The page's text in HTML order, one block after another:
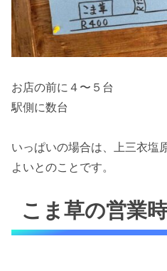
お店の前に４〜５台
駅側に数台
いっぱいの場合は、上三衣塩
よいとのことです。
こま草の営業